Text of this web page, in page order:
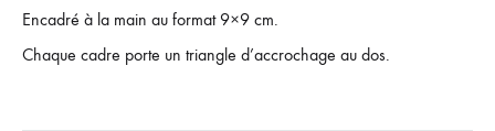
Encadré à la main au format 9×9 cm.
Chaque cadre porte un triangle d’accrochage au dos.